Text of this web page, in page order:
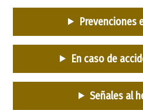
Prevenciones
En caso de
Señales al